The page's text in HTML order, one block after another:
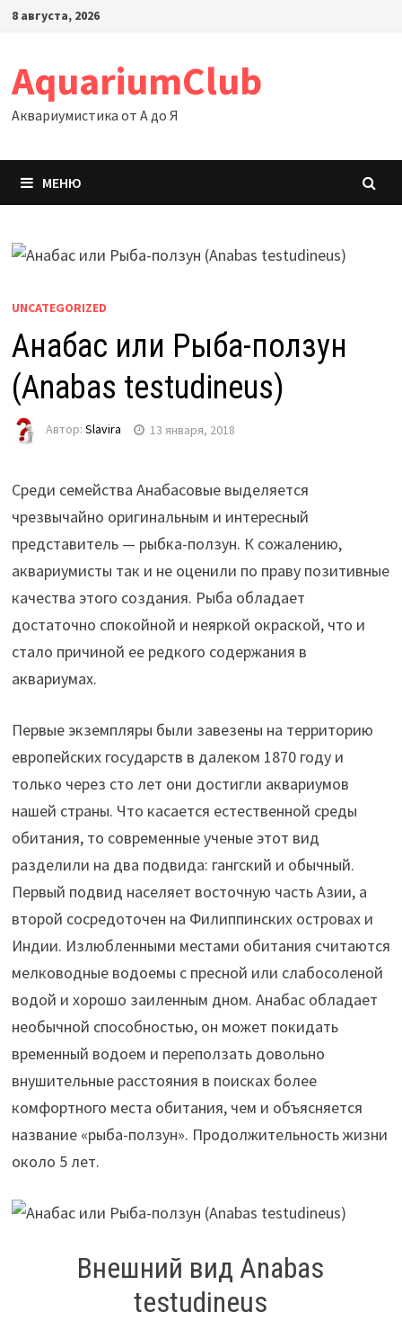
Перейти
8 августа, 2026
AquariumClub
Аквариумистика от А до Я
МЕНЮ
UNCATEGORIZED
Анабас или Рыба-ползун
(Anabas testudineus)
Автор: Slavira 13 января, 2018
Среди семейства Анабасовые выделяется
чрезвычайно оригинальным и интересный
представитель — рыбка-ползун. К сожалению,
аквариумисты так и не оценили по праву позитивные
качества этого создания. Рыба обладает
достаточно спокойной и неяркой окраской, что и
стало причиной ее редкого содержания в
аквариумах.
Первые экземпляры были завезены на территорию
европейских государств в далеком 1870 году и
только через сто лет они достигли аквариумов
нашей страны. Что касается естественной среды
обитания, то современные ученые этот вид
разделили на два подвида: гангский и обычный.
Первый подвид населяет восточную часть Азии, а
второй сосредоточен на Филиппинских островах и
Индии. Излюбленными местами обитания считаются
мелководные водоемы с пресной или слабосоленой
водой и хорошо заиленным дном. Анабас обладает
необычной способностью, он может покидать
временный водоем и переползать довольно
внушительные расстояния в поисках более
комфортного места обитания, чем и объясняется
название «рыба-ползун». Продолжительность жизни
около 5 лет.
Внешний вид Anabas
testudineus